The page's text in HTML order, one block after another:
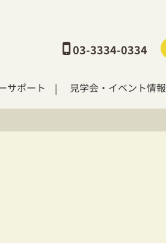
03-3334-0334
サポート 見学会・イベント情報